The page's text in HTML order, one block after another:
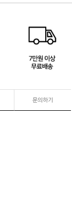
문의하기